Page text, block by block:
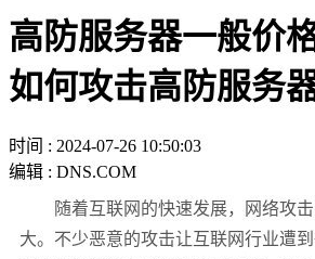
高防服务器一般价
如何攻击高防服务
时间 : 2024-07-26 10:50:03
编辑 : DNS.COM
随着互联网的快速发展，网络攻击
大。不少恶意的攻击让互联网行业遭